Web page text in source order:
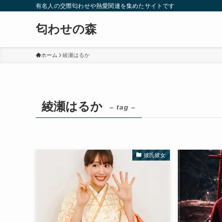
有名人の交際匂わせや熱愛関連を集めたサイトです
匂わせの森
ホーム 綾瀬はるか
綾瀬はるか – tag –
彼氏彼女